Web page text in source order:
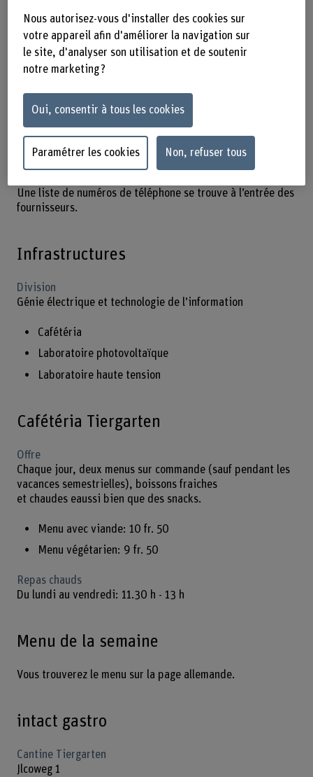
Berthoud Zeughaus
Accès en voiture
En voiture, vous atteignez Berthoud en passant par
Des places de stationnement payantes sont disponibles au
Jlcoweg 1 (distributeur de tickets).
Livraison
Une liste de numéros de téléphone se trouve à l’entrée des
fournisseurs.
Infrastructures
Division
Génie électrique et technologie de l’information
Cafétéria
Laboratoire photovoltaïque
Laboratoire haute tension
Cafétéria Tiergarten
Offre
Chaque jour, deux menus sur commande (sauf pendant les
vacances semestrielles), boissons fraiches
et chaudes eaussi bien que des snacks.
Menu avec viande: 10 fr. 50
Menu végétarien: 9 fr. 50
Repas chauds
Du lundi au vendredi: 11.30 h - 13 h
Menu de la semaine
Vous trouverez le menu sur la page allemande.
intact gastro
Cantine Tiergarten
Jlcoweg 1
Nous autorisez-vous d'installer des cookies sur
votre appareil afin d'améliorer la navigation sur
le site, d'analyser son utilisation et de soutenir
notre marketing ?
Oui, consentir à tous les cookies
Paramétrer les cookies Non, refuser tous